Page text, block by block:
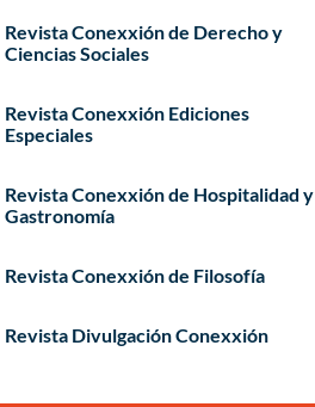
Revista Conexxión de Derecho y
Ciencias Sociales
Revista Conexxión Ediciones
Especiales
Revista Conexxión de Hospitalidad y
Gastronomía
Revista Conexxión de Filosofía
Revista Divulgación Conexxión